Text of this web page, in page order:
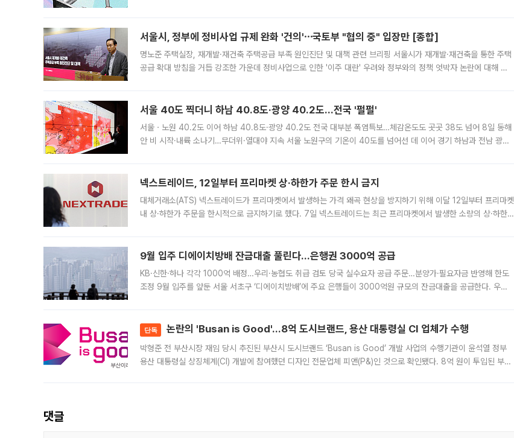
서울시, 정부에 정비사업 규제 완화 '건의'⋯국토부 "협의 중" 입장만 [종합]
명노준 주택실장, 재개발·재건축 주택공급 부족 원인진단 및 대책 관련 브리핑 서울시가 재개발·재건축을 통한 주택
공급 확대 방침을 거듭 강조한 가운데 정비사업으로 인한 '이주 대란' 우려와 정부와의 정책 엇박자 논란에 대해 정
서울 40도 찍더니 하남 40.8도·광양 40.2도…전국 '펄펄'
서울ㆍ노원 40.2도 이어 하남 40.8도·광양 40.2도 전국 대부분 폭염특보…체감온도도 곳곳 38도 넘어 8일 동해
안 비 시작·내륙 소나기…무더위·열대야 지속 서울 노원구의 기온이 40도를 넘어선 데 이어 경기 하남과 전남 광양
넥스트레이드, 12일부터 프리마켓 상·하한가 주문 한시 금지
대체거래소(ATS) 넥스트레이드가 프리마켓에서 발생하는 가격 왜곡 현상을 방지하기 위해 이달 12일부터 프리마켓
내 상·하한가 주문을 한시적으로 금지하기로 했다. 7일 넥스트레이드는 최근 프리마켓에서 발생한 소량의 상·하한
9월 입주 디에이치방배 잔금대출 풀린다…은행권 3000억 공급
KB·신한·하나 각각 1000억 배정…우리·농협도 취급 검토 당국 실수요자 공급 주문…분양가·필요자금 반영해 한도
조정 9월 입주를 앞둔 서울 서초구 ‘디에이치방배’에 주요 은행들이 3000억원 규모의 잔금대출을 공급한다. 우리
단독 논란의 'Busan is Good'…8억 도시브랜드, 용산 대통령실 CI 업체가 수행
박형준 전 부산시장 재임 당시 추진된 부산시 도시브랜드 ‘Busan is Good’ 개발 사업의 수행기관이 윤석열 정부
용산 대통령실 상징체계(CI) 개발에 참여했던 디자인 전문업체 피앤(P&)인 것으로 확인됐다. 8억 원이 투입된 부산
댓글